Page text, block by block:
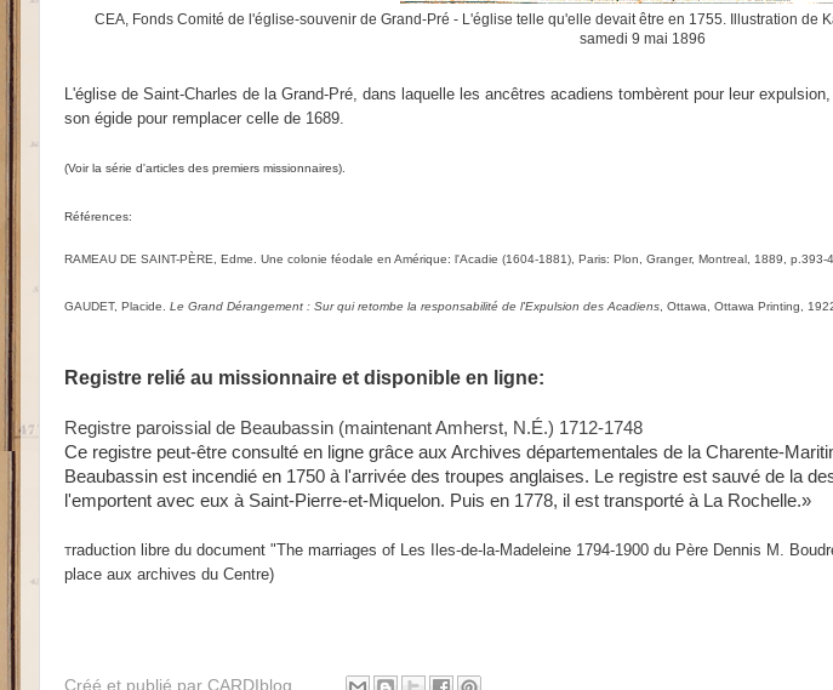
CEA, Fonds Comité de l'église-souvenir de Grand-Pré - L'église telle qu'elle devait être en 1755. Illustration de
samedi 9 mai 1896
L'église de Saint-Charles de la Grand-Pré, dans laquelle les ancêtres acadiens tombèrent pour leur
son égide pour remplacer celle de 1689.
(Voir la série d'articles des premiers missionnaires).
Références:
RAMEAU DE SAINT-PÈRE, Edme. Une colonie féodale en Amérique: l'Acadie (1604-1881), Paris: Plon, Granger, Montreal, 1889, p.393-
GAUDET, Placide. Le Grand Dérangement : Sur qui retombe la responsabilité de l'Expulsion des Acadiens , Ottawa, Ottawa Printing,
Registre relié au missionnaire et disponible en ligne:
Registre paroissial de Beaubassin (maintenant Amherst, N.É.) 1712-1748
Ce registre peut-être consulté en ligne grâce aux Archives départementales de la Charente-
Beaubassin est incendié en 1750 à l'arrivée des troupes anglaises. Le registre est sauvé de la
l'emportent avec eux à Saint-Pierre-et-Miquelon. Puis en 1778, il est transporté à La Rochelle.»
Traduction libre du document "The marriages of Les Iles-de-la-Madeleine 1794-1900 du Père Dennis M.
place aux archives du Centre)
Créé et publié par CARDIblog